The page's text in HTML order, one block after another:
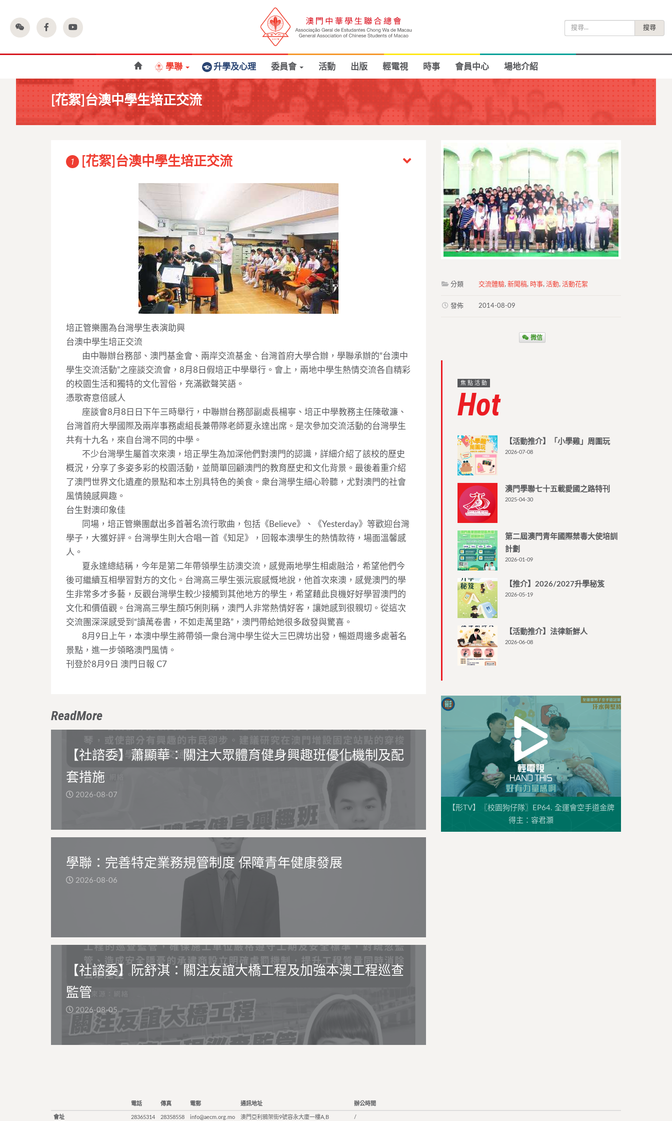
尋
學聯 升學及心理 委員會 活動 出版 輕電視 時事 會員中心 場地介紹
[花絮]台澳中學生培正交流
1 [花絮]台澳中學生培正交流
培正管樂團為台灣學生表演助興
台澳中學生培正交流
由中聯辦台務部、澳門基金會、兩岸交流基金、台灣首府大學合辦，學聯承辦的“台澳中
學生交流活動”之座談交流會，8月8日假培正中學舉行。會上，兩地中學生熱情交流各自精彩
的校園生活和獨特的文化習俗，充滿歡聲笑語。
憑歌寄意倍感人
座談會8月8日日下午三時舉行，中聯辦台務部副處長楊寧、培正中學教務主任陳敬濂、
台灣首府大學國際及兩岸事務處組長兼帶隊老師夏永達出席。是次參加交流活動的台灣學生
共有十九名，來自台灣不同的中學。
不少台灣學生屬首次來澳，培正學生為加深他們對澳門的認識，詳細介紹了該校的歷史
概況，分享了多姿多彩的校園活動，並簡單回顧澳門的教育歷史和文化背景。最後着重介紹
了澳門世界文化遺產的景點和本土別具特色的美食。衆台灣學生細心聆聽，尤對澳門的社會
風情饒感興趣。
台生對澳印象佳
同場，培正管樂團獻出多首著名流行歌曲，包括《Believe》、《Yesterday》等歡迎台灣
學子，大獲好評。台灣學生則大合唱一首《知足》，回報本澳學生的熱情款待，場面溫馨感
人。
夏永達總結稱，今年是第二年帶領學生訪澳交流，感覺兩地學生相處融洽，希望他們今
後可繼續互相學習對方的文化。台灣高三學生張沅宸感慨地說，他首次來澳，感覺澳門的學
生非常多才多藝，反觀台灣學生較少接觸到其他地方的學生，希望藉此良機好好學習澳門的
文化和價值觀。台灣高三學生顏巧俐則稱，澳門人非常熱情好客，讓她感到很親切。從這次
交流團深深感受到“讀萬卷書，不如走萬里路”，澳門帶給她很多啟發與驚喜。
8月9日上午，本澳中學生將帶領一衆台灣中學生從大三巴牌坊出發，暢遊周邊多處著名
景點，進一步領略澳門風情。
刊登於8月9日 澳門日報 C7
ReadMore
【社諮委】蕭顯華：關注大眾體育健身興趣班優化機制及配
套措施
2026-08-07
學聯：完善特定業務規管制度 保障青年健康發展
2026-08-06
【社諮委】阮舒淇：關注友誼大橋工程及加強本澳工程巡查
監管
2026-08-05
分類 交流體驗,新聞稿, 時事,活動,活動花絮
發佈 2014-08-09
微信
焦點活動
Hot
【活動推介】「小學雞」周圍玩
2026-07-08
澳門學聯七十五載愛國之路特刊
2025-04-30
第二屆澳門青年國際禁毒大使培訓
計劃
2026-01-09
【推介】2026/2027升學秘笈
2026-05-19
【活動推介】法律新鮮人
2026-06-08
【形TV】〖校園狗仔隊〗EP64. 全運會空手道金牌
得主：容君灝
電話 傳真 電郵 通訊地址 辦公時間
會址 28365314 28358558 info@aecm.org.mo 澳門亞利鴉架街9號容永大廈一樓A,B /